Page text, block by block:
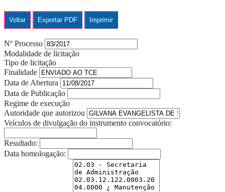
Voltar Exportar PDF Imprimir
Nº Processo
Modalidade de licitação
Tipo de licitação
Finalidade
Data de Abertura
Data de Publicação
Regime de execução
Autoridade que autorizou
Veículos de divulgação do instrumento convocatório:
Resultado:
Data homologação: